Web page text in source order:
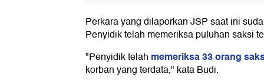
Perkara yang dilaporkan JSP saat ini
Penyidik telah memeriksa puluhan saksi
"Penyidik telah memeriksa 33 orang
korban yang terdata," kata Budi.